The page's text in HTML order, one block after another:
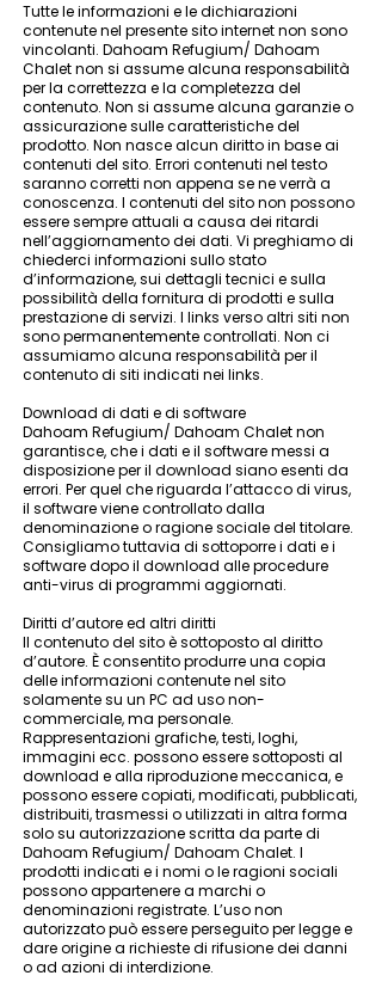
Tutte le informazioni e le dichiarazioni
contenute nel presente sito internet non sono
vincolanti. Dahoam Refugium/ Dahoam
Chalet non si assume alcuna responsabilità
per la correttezza e la completezza del
contenuto. Non si assume alcuna garanzie o
assicurazione sulle caratteristiche del
prodotto. Non nasce alcun diritto in base ai
contenuti del sito. Errori contenuti nel testo
saranno corretti non appena se ne verrà a
conoscenza. I contenuti del sito non possono
essere sempre attuali a causa dei ritardi
nell’aggiornamento dei dati. Vi preghiamo di
chiederci informazioni sullo stato
d’informazione, sui dettagli tecnici e sulla
possibilità della fornitura di prodotti e sulla
prestazione di servizi. I links verso altri siti non
sono permanentemente controllati. Non ci
assumiamo alcuna responsabilità per il
contenuto di siti indicati nei links.
Download di dati e di software
Dahoam Refugium/ Dahoam Chalet non
garantisce, che i dati e il software messi a
disposizione per il download siano esenti da
errori. Per quel che riguarda l’attacco di virus,
il software viene controllato dalla
denominazione o ragione sociale del titolare.
Consigliamo tuttavia di sottoporre i dati e i
software dopo il download alle procedure
anti-virus di programmi aggiornati.
Diritti d’autore ed altri diritti
Il contenuto del sito è sottoposto al diritto
d’autore. È consentito produrre una copia
delle informazioni contenute nel sito
solamente su un PC ad uso non-
commerciale, ma personale.
Rappresentazioni grafiche, testi, loghi,
immagini ecc. possono essere sottoposti al
download e alla riproduzione meccanica, e
possono essere copiati, modificati, pubblicati,
distribuiti, trasmessi o utilizzati in altra forma
solo su autorizzazione scritta da parte di
Dahoam Refugium/ Dahoam Chalet. I
prodotti indicati e i nomi o le ragioni sociali
possono appartenere a marchi o
denominazioni registrate. L’uso non
autorizzato può essere perseguito per legge e
dare origine a richieste di rifusione dei danni
o ad azioni di interdizione.